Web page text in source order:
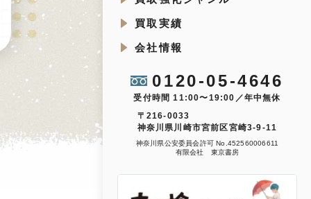
買取実績
会社情報
0120-05-4646
受付時間 11:00〜19:00／年中無休
〒216-0033
神奈川県川崎市宮前区宮崎3-9-11
神奈川県公安委員会許可 No.452560006611
有限会社 東京書房